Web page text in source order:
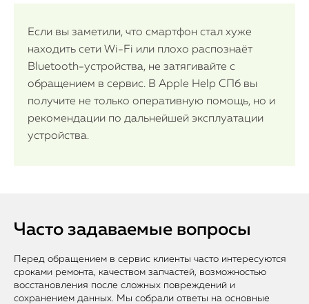
Если вы заметили, что смартфон стал хуже
находить сети Wi-Fi или плохо распознаёт
Bluetooth-устройства, не затягивайте с
обращением в сервис. В Apple Help СПб вы
получите не только оперативную помощь, но и
рекомендации по дальнейшей эксплуатации
устройства.
Часто задаваемые вопросы
Перед обращением в сервис клиенты часто интересуются
сроками ремонта, качеством запчастей, возможностью
восстановления после сложных повреждений и
сохранением данных. Мы собрали ответы на основные